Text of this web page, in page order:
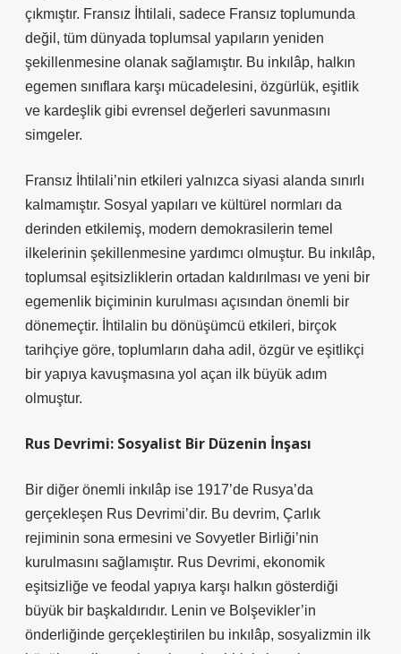
çıkmıştır. Fransız İhtilali, sadece Fransız toplumunda
değil, tüm dünyada toplumsal yapıların yeniden
şekillenmesine olanak sağlamıştır. Bu inkılâp, halkın
egemen sınıflara karşı mücadelesini, özgürlük, eşitlik
ve kardeşlik gibi evrensel değerleri savunmasını
simgeler.
Fransız İhtilali’nin etkileri yalnızca siyasi alanda sınırlı
kalmamıştır. Sosyal yapıları ve kültürel normları da
derinden etkilemiş, modern demokrasilerin temel
ilkelerinin şekillenmesine yardımcı olmuştur. Bu inkılâp,
toplumsal eşitsizliklerin ortadan kaldırılması ve yeni bir
egemenlik biçiminin kurulması açısından önemli bir
dönemeçtir. İhtilalin bu dönüşümcü etkileri, birçok
tarihçiye göre, toplumların daha adil, özgür ve eşitlikçi
bir yapıya kavuşmasına yol açan ilk büyük adım
olmuştur.
Rus Devrimi: Sosyalist Bir Düzenin İnşası
Bir diğer önemli inkılâp ise 1917’de Rusya’da
gerçekleşen Rus Devrimi’dir. Bu devrim, Çarlık
rejiminin sona ermesini ve Sovyetler Birliği’nin
kurulmasını sağlamıştır. Rus Devrimi, ekonomik
eşitsizliğe ve feodal yapıya karşı halkın gösterdiği
büyük bir başkaldırıdır. Lenin ve Bolşevikler’in
önderliğinde gerçekleştirilen bu inkılâp, sosyalizmin ilk